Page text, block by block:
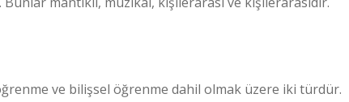
ve bilişsel öğrenme dahil olmak üzere iki türdür.